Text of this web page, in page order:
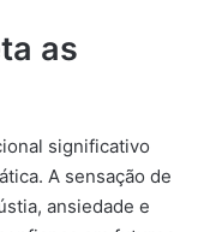
as
significativo
A sensação de
ansiedade e